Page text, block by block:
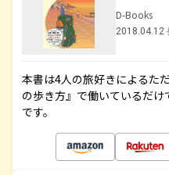
D-Books
2018.04.12
本書は4人の旅好きによるた
の歩き方』で働いているだ
です。